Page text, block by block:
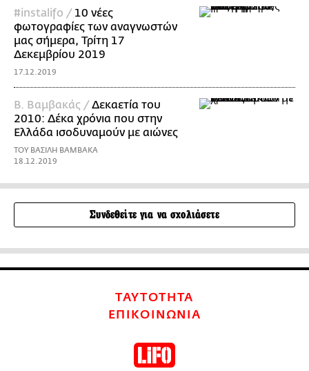
#instalifo / 10 νέες
φωτογραφίες των αναγνωστών
μας σήμερα, Τρίτη 17
Δεκεμβρίου 2019
17.12.2019
Β. Βαμβακάς /Δεκαετία του
2010: Δέκα χρόνια που στην
Ελλάδα ισοδυναμούν με αιώνες
ΤΟΥ ΒΑΣΙΛΗ ΒΑΜΒΑΚΑ
18.12.2019
Συνδεθείτε για να σχολιάσετε
ΤΑΥΤΟΤΗΤΑ
ΕΠΙΚΟΙΝΩΝΙΑ